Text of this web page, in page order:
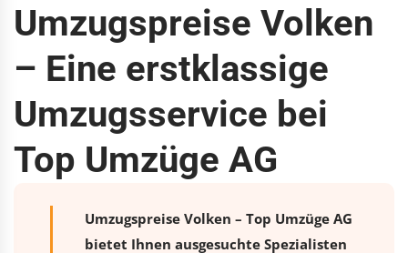
Umzugspreise Volken
– Eine erstklassige
Umzugsservice bei
Top Umzüge AG
Umzugspreise Volken – Top Umzüge AG
bietet Ihnen ausgesuchte Spezialisten